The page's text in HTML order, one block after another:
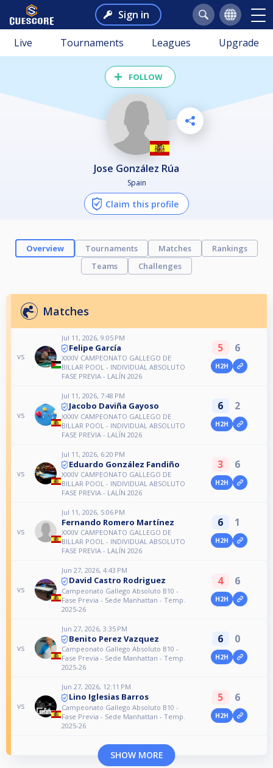
Sign in
Live Tournaments Leagues Upgrade
FOLLOW
Jose González Rúa
Spain
Claim this profile
Overview Tournaments Matches
Rankings
Teams
Challenges
Matches
vs
Jul 11, 2026, 9:05 PM
Felipe García
XXXIV CAMPEONATO GALLEGO DE
BILLAR POOL - INDIVIDUAL ABSOLUTO
FASE PREVIA - LALÍN 2026
5 6
H2H
vs
Jul 11, 2026, 7:48 PM
Jacobo Daviña Gayoso
XXXIV CAMPEONATO GALLEGO DE
BILLAR POOL - INDIVIDUAL ABSOLUTO
FASE PREVIA - LALÍN 2026
6 2
H2H
vs
Jul 11, 2026, 6:20 PM
Eduardo González Fandiño
XXXIV CAMPEONATO GALLEGO DE
BILLAR POOL - INDIVIDUAL ABSOLUTO
FASE PREVIA - LALÍN 2026
3 6
H2H
vs
Jul 11, 2026, 5:06 PM
Fernando Romero Martínez
XXXIV CAMPEONATO GALLEGO DE
BILLAR POOL - INDIVIDUAL ABSOLUTO
FASE PREVIA - LALÍN 2026
6 1
H2H
vs
Jun 27, 2026, 4:43 PM
David Castro Rodriguez
Campeonato Gallego Absoluto B10 -
Fase Previa - Sede Manhattan - Temp.
2025-26
4 6
H2H
vs
Jun 27, 2026, 3:35 PM
Benito Perez Vazquez
Campeonato Gallego Absoluto B10 -
Fase Previa - Sede Manhattan - Temp.
2025-26
6 0
H2H
vs
Jun 27, 2026, 12:11 PM
Lino Iglesias Barros
Campeonato Gallego Absoluto B10 -
Fase Previa - Sede Manhattan - Temp.
2025-26
5 6
H2H
SHOW MORE